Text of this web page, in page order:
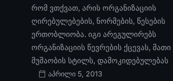
რომ ვთქვათ, არის ორგანიზაციის
ღირებულებების, ნორმების, წესების
ერთობლიობა. იგი არეგულირებს
ორგანიზაციის წევრების ქცევას, მათი
მუშაობის სტილს, დამოკიდებულებას
აპრილი 5, 2013